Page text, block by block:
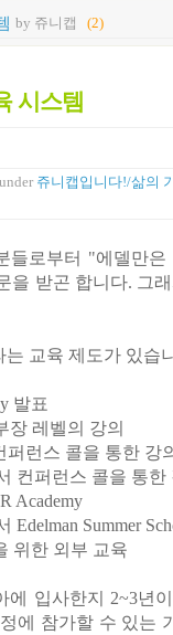
by 쥬니캡 (2)
시스템
under 쥬니캡입니다!/삶의
들로부터 "에델만
을 받곤 합니다. 그
는 교육 제도가 있습
발표
장 레벨의 강의
퍼런스 콜을 통한 강
컨퍼런스 콜을 통한
Academy
Edelman Summer
위한 외부 교육
에 입사한지 2~3년
에 참가할 수 있는